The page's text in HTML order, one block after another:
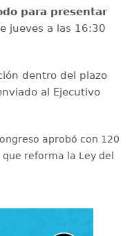
para presentar
jueves a las 16:30
dentro del plazo
al Ejecutivo
aprobó con 120
que reforma la Ley del